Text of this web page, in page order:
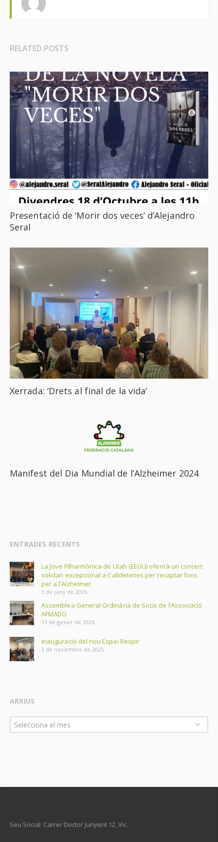
RELATED POSTS
Presentació de ‘Morir dos veces’ d’Alejandro
Seral
Xerrada: ‘Drets al final de la vida’
Manifest del Dia Mundial de l’Alzheimer 2024
ENTRADES RECENTS
La Jove Filharmònica de Utah (EEUU) oferirà un concert
solidari excepcional a Calldetenes per recaptar fons
per a l’Alzheimer
3 de juny de 2026
Assemblea General Ordinària de Socis de l’Associació
AFMADO
13 de gener de 2026
Inauguració del nou Espai Respir
3 de novembre de 2025
ARXIUS
Arxius
Selecciona el mes
Seu Social: Carrer Doctor Junyent 12, Vic.